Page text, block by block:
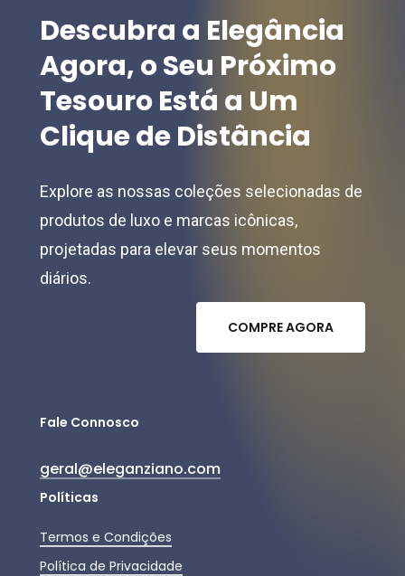
Descubra a Elegância
Agora,oSeu Próximo
TesouroEstá a Um
CliquedeDistância
Explore as nossas coleções selecionadas de
produtos de luxo e marcas icônicas,
projetadas para elevar seus momentos
diários.
COMPREAGORA
Fale Connosco
geral@eleganziano.com
Políticas
Termos e Condições
Política de Privacidade